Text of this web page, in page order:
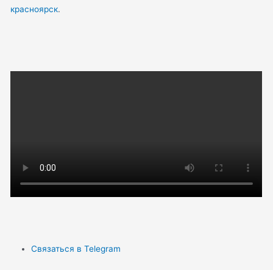
красноярск.
Связаться в Telegram